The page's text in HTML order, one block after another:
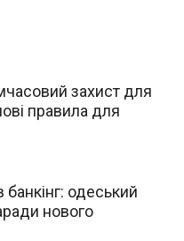
захист для
правила для
одеський
нового